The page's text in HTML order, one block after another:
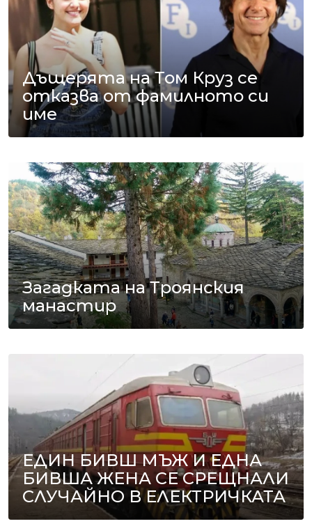
Дъщерята на Том Круз се
отказва от фамилното си
име
Загадката на Троянския
манастир
ЕДИН БИВШ МЪЖ И ЕДНА
БИВША ЖЕНА СЕ СРЕЩНАЛИ
СЛУЧАЙНО В ЕЛЕКТРИЧКАТА